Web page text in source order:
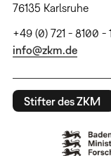
76135 Karlsruhe
+49 (0) 721 - 8100 -
info@zkm.de
Stifter des ZKM